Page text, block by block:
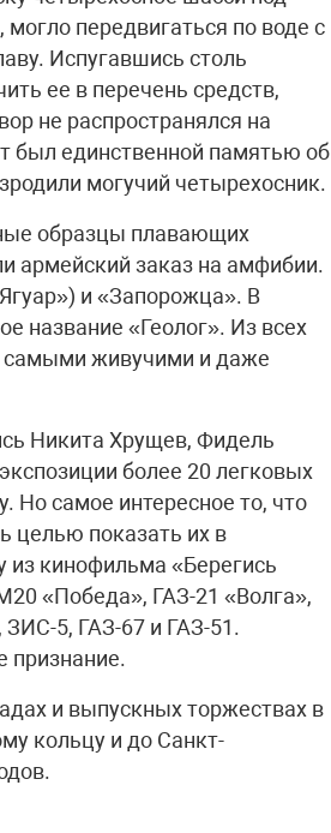
передвигаться по воде с
Испугавшись столь
ее в перечень средств,
не распространялся на
был единственной памятью об
могучий четырехосник.
образцы плавающих
армейский заказ на амфибии.
и «Запорожца». В
название «Геолог». Из всех
живучими и даже
Никита Хрущев, Фидель
более 20 легковых
Но самое интересное то, что
целью показать их в
из кинофильма «Берегись
«Победа», ГАЗ-21 «Волга»,
5, ГАЗ-67 и ГАЗ-51.
признание.
и выпускных торжествах в
кольцу и до Санкт-